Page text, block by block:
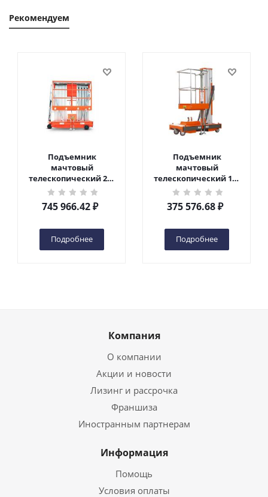
Рекомендуем
Подъемник
мачтовый
телескопический 200
кг 10 м TOR GTWY10-
200S DC 2-мачтовый
(автономный) (N) в
745 966.42₽
Подробнее
Подъемник
мачтовый
телескопический 125
кг 6 м TOR GTWY6-100
DC 1-мачтовый
(автономный) (G) в
375 576.68₽
Подробнее
Компания
О компании
Акции и новости
Лизинг и рассрочка
Франшиза
Иностранным партнерам
Информация
Помощь
Условия оплаты